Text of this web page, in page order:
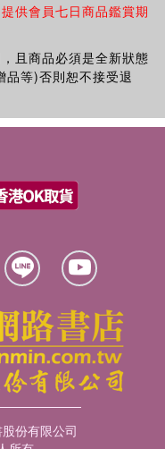
提供會員七日商品鑑賞期
且商品必須是全新狀態
品等)否則恕不接受退
份有限公司